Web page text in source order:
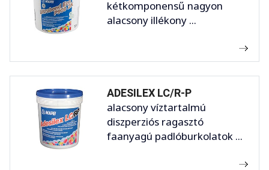
kétkomponensű nagyon
alacsony illékony ...
ADESILEX LC/R-P
alacsony víztartalmú
diszperziós ragasztó
faanyagú padlóburkolatok ...